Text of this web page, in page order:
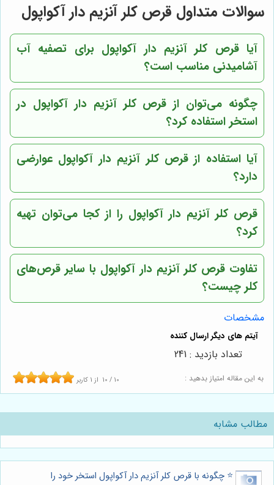
سوالات متداول قرص کلر آنزیم دار آکواپول
آیا قرص کلر آنزیم دار آکواپول برای تصفیه آب
آشامیدنی مناسب است؟
چگونه می‌توان از قرص کلر آنزیم دار آکواپول در
استخر استفاده کرد؟
آیا استفاده از قرص کلر آنزیم دار آکواپول عوارضی
دارد؟
قرص کلر آنزیم دار آکواپول را از کجا می‌توان تهیه
کرد؟
تفاوت قرص کلر آنزیم دار آکواپول با سایر قرص‌های
کلر چیست؟
مشخصات
به این مقاله امتیاز بدهید : 10 / 10 از 1 کاربر
تعداد بازدید : 241
مطالب مشابه
⭐️ چگونه با قرص کلر آنزیم دار آکواپول استخر خود را